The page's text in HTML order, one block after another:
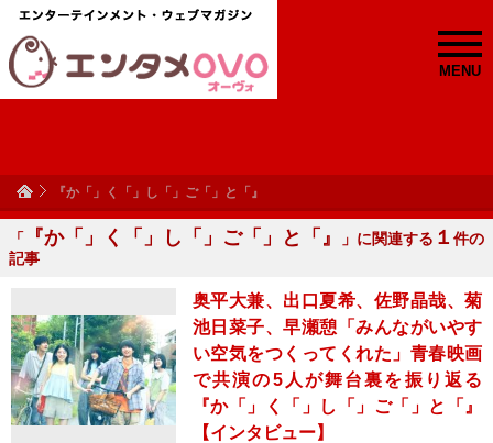
MENU
『か「」く「」し「」ご「」と「』
「 『か「」く「」し「」ご「」と「』 」に関連する １ 件の
記事
奥平大兼、出口夏希、佐野晶哉、菊
池日菜子、早瀬憩「みんながいやす
い空気をつくってくれた」青春映画
で共演の5人が舞台裏を振り返る
『か「」く「」し「」ご「」と「』
【インタビュー】